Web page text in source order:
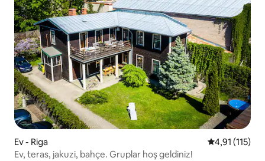
Ev - Riga 5 üzerinden
4,91 (115)
Ev, teras, jakuzi, bahçe. Gruplar hoş geldiniz!